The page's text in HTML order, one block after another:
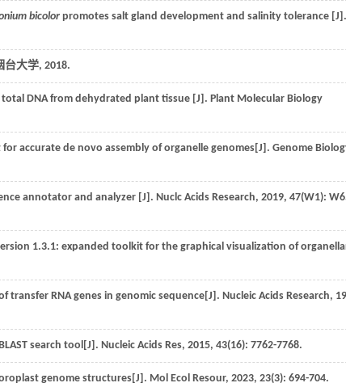
bicolor promotes salt gland development and salinity tolerance [J].
台大学, 2018.
DNA from dehydrated plant tissue [J]. Plant Molecular Biology
accurate de novo assembly of organelle genomes[J]. Genome
annotator and analyzer [J]. Nuclc Acids Research, 2019, 47(W1):
1.3.1: expanded toolkit for the graphical visualization of
transfer RNA genes in genomic sequence[J]. Nucleic Acids Research,
search tool[J]. Nucleic Acids Res, 2015, 43(16): 7762-7768.
genome structures[J]. Mol Ecol Resour, 2023, 23(3): 694-704.